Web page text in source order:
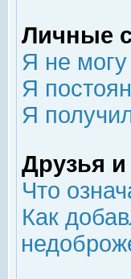
Личные
Я не
Я
Я
Друзья
Что
Как